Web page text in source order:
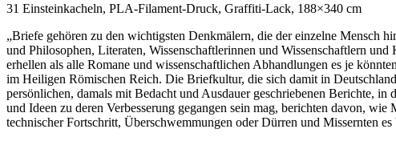
31 Einsteinkacheln, PLA-Filament-Druck, Graffiti-Lack, 188×340 cm
„Briefe gehören zu den wichtigsten Denkmälern, die der einzelne Mensch
und Philosophen, Literaten, Wissenschaftlerinnen und Wissenschaftlern
erhellen als alle Romane und wissenschaftlichen Abhandlungen es je
im Heiligen Römischen Reich. Die Briefkultur, die sich damit in
persönlichen, damals mit Bedacht und Ausdauer geschriebenen Berichte,
und Ideen zu deren Verbesserung gegangen sein mag, berichten davon,
technischer Fortschritt, Überschwemmungen oder Dürren und Missernten es